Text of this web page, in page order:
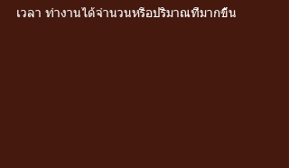
เวลา ทำงานได้จำนวนหรือปริมาณที่มากขึ้น